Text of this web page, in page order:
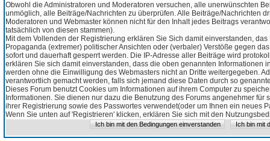
Obwohl die Administratoren und Moderatoren versuchen, alle unerwünschten
unmöglich, alle Beiträge/Nachrichten zu überprüfen. Alle Beiträge/Nachrichten
Moderatoren und Webmaster können nicht für den Inhalt jedes Beitrags
tatsächlich von diesen stammen).
Mit dem Vollenden der Registrierung erklären Sie Sich damit einverstanden,
Propaganda (extremer) politischer Ansichten oder (verbaler) Verstöße gegen
sofort und dauerhaft gesperrt werden. Die IP-Adresse aller Beiträge wird
erklären Sie sich damit einverstanden, dass die oben genannten Informationen
werden ohne die Einwilligung des Webmasters nicht an Dritte weitergegeben.
verantwortlich gemacht werden, falls sich jemand diese Daten durch so
Dieses Forum benutzt Cookies um Informationen auf ihrem Computer zu
Informationen. Sie dienen nur dazu die Benutzung des Forums angenehmer
ihrer Registrierung sowie des Passwortes verwendet(oder um Ihnen ein neues
Wenn Sie unten auf 'Registrieren' klicken, erklären Sie sich mit den